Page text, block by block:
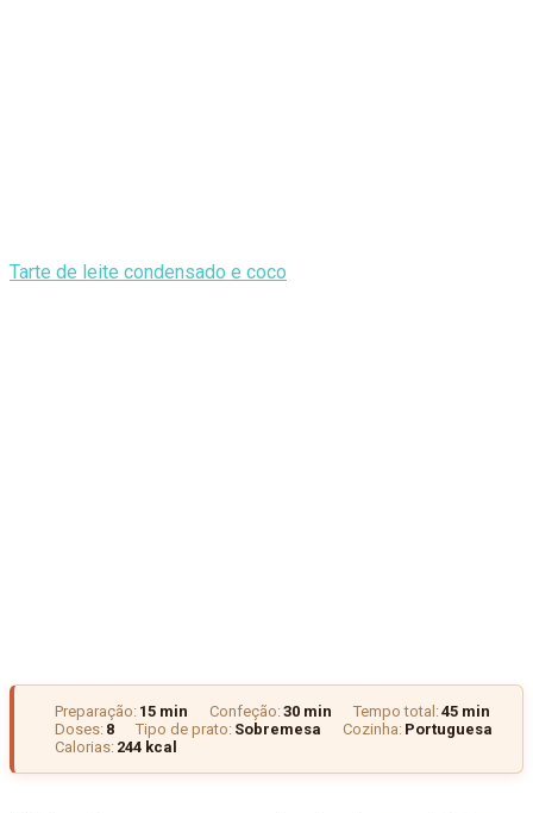
Tarte de leite condensado e coco
Preparação: 15 min Confeção:30 min Tempo total:45 min
Doses: 8 Tipo de prato: Sobremesa Cozinha: Portuguesa
Calorias: 244 kcal